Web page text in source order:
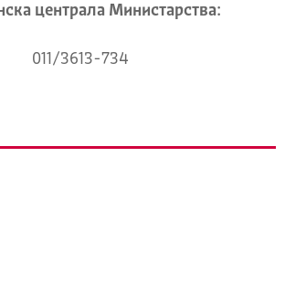
централа Mинистарства:
011/3613-734